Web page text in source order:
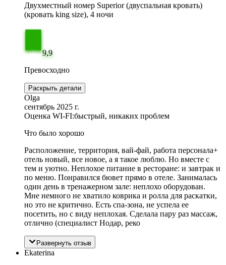
Двухместный номер Superior (двуспальная кровать)
(кровать king size), 4 ночи
9,9
Превосходно
Раскрыть детали
Olga
сентябрь 2025 г.
Оценка WI-FI:быстрый, никаких проблем
Что было хорошо
Расположение, территория, вай-фай, работа персонала+
отель новый, все новое, а я такое люблю. Но вместе с
тем и уютно. Неплохое питание в ресторане: и завтрак и
по меню. Понравился бювет прямо в отеле. Занималась
один день в тренажерном зале: неплохо оборудован.
Мне немного не хватило коврика и ролла для раскатки,
но это не критично. Есть спа-зона, не успела ее
посетить, но с виду неплохая. Сделала пару раз массаж,
отлично (специалист Нодар, реко
Развернуть отзыв
Ekaterina